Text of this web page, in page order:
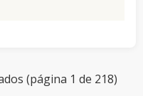
(página 1 de 218)